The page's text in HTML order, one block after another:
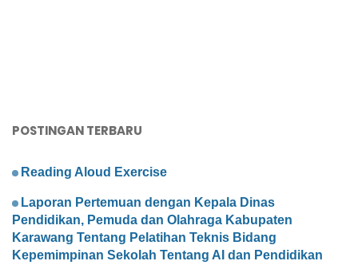
POSTINGAN TERBARU
Reading Aloud Exercise
Laporan Pertemuan dengan Kepala Dinas
Pendidikan, Pemuda dan Olahraga Kabupaten
Karawang Tentang Pelatihan Teknis Bidang
Kepemimpinan Sekolah Tentang AI dan Pendidikan